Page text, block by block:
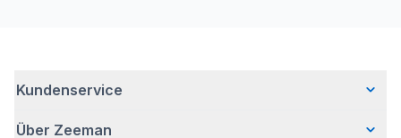
Kundenservice
Häufig gestellte Fragen
Über Zeeman